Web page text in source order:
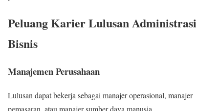
Peluang Karier Lulusan Administrasi
Bisnis
Manajemen Perusahaan
Lulusan dapat bekerja sebagai manajer operasional, manajer
pemasaran, atau manajer sumber daya manusia.